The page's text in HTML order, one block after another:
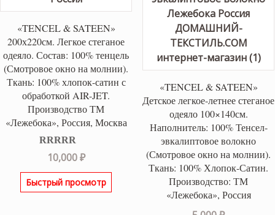
«TENCEL & SATEEN»
200х220см. Легкое стеганое
одеяло. Состав: 100% тенцель
(Смотровое окно на молнии).
Ткань: 100% хлопок-сатин с
обработкой AIR-JET.
Производство ТМ
«Лежебока», Россия, Москва
Оценка5.00
из 5
10,000₽
Быстрый просмотр
«TENCEL & SATEEN»
Детское легкое-летнее стеганое
одеяло 100×140см.
Наполнитель: 100% Тенсел-
эвкалиптовое волокно
(Смотровое окно на молнии).
Ткань: 100% Хлопок-Сатин.
Производство: ТМ
«Лежебока», Россия